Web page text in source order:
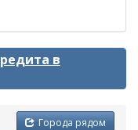
в
Города рядом